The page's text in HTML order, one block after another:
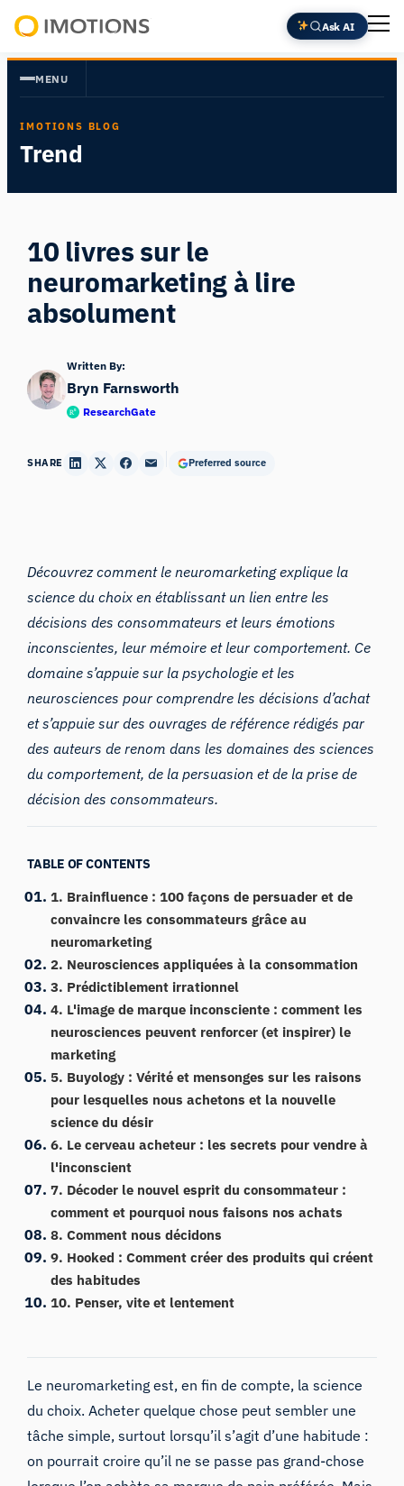
Aller
au
contenu
Insight
Ask AI
MENU
IMOTIONS BLOG
Trend
10 livres sur le
neuromarketing à lire
absolument
Written By:
Bryn Farnsworth
ResearchGate
SHARE Preferred source
Découvrez comment le neuromarketing explique la
science du choix en établissant un lien entre les
décisions des consommateurs et leurs émotions
inconscientes, leur mémoire et leur comportement. Ce
domaine s’appuie sur la psychologie et les
neurosciences pour comprendre les décisions d’achat
et s’appuie sur des ouvrages de référence rédigés par
des auteurs de renom dans les domaines des sciences
du comportement, de la persuasion et de la prise de
décision des consommateurs.
TABLE OF CONTENTS
1. Brainfluence : 100 façons de persuader et de
convaincre les consommateurs grâce au
neuromarketing
2. Neurosciences appliquées à la consommation
3. Prédictiblement irrationnel
4. L'image de marque inconsciente : comment les
neurosciences peuvent renforcer (et inspirer) le
marketing
5. Buyology : Vérité et mensonges sur les raisons
pour lesquelles nous achetons et la nouvelle
science du désir
6. Le cerveau acheteur : les secrets pour vendre à
l'inconscient
7. Décoder le nouvel esprit du consommateur :
comment et pourquoi nous faisons nos achats
8. Comment nous décidons
9. Hooked : Comment créer des produits qui créent
des habitudes
10. Penser, vite et lentement
Le neuromarketing est, en fin de compte, la science
du choix. Acheter quelque chose peut sembler une
tâche simple, surtout lorsqu’il s’agit d’une habitude :
on pourrait croire qu’il ne se passe pas grand-chose